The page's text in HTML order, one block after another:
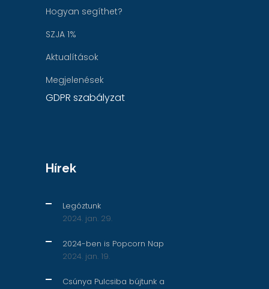
Hogyan segíthet?
SZJA 1%
Aktualítások
Megjelenések
GDPR szabályzat
Hírek
Legóztunk
2024. jan. 29.
2024-ben is Popcorn Nap
2024. jan. 19.
Csúnya Pulcsiba bújtunk a